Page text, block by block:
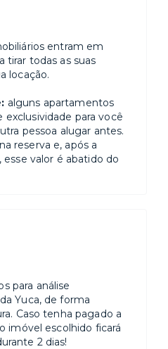
entram em
tirar todas as suas
locação.
alguns apartamentos
para você
pessoa alugar antes.
reserva e, após a
valor é abatido do
para análise
Yuca, de forma
Caso tenha pagado a
imóvel escolhido ficará
2 dias!